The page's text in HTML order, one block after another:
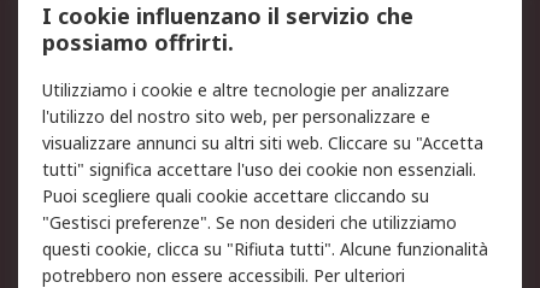
Legale
Informativa Cookie
Informativa Privacy -
Aggiornata
Email Security
Termini d'uso
Condizioni di vendita
Condizioni generali di
servizio
Etica e responsabilità
I cookie influenzano il servizio che
possiamo offrirti.
Utilizziamo i cookie e altre tecnologie per analizzare
l'utilizzo del nostro sito web, per personalizzare e
visualizzare annunci su altri siti web. Cliccare su "Accetta
tutti" significa accettare l'uso dei cookie non essenziali.
Puoi scegliere quali cookie accettare cliccando su
"Gestisci preferenze". Se non desideri che utilizziamo
questi cookie, clicca su "Rifiuta tutti". Alcune funzionalità
potrebbero non essere accessibili. Per ulteriori